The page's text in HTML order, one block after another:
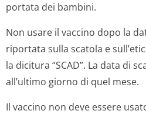
portata dei bambini.
Non usare il vaccino dopo la
riportata sulla scatola e
la dicitura “SCAD”. La data di
all’ultimo giorno di quel mese.
Il vaccino non deve essere